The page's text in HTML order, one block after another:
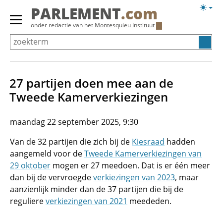
Overslaan
Primair
menu
tonen/verbergen
PARLEMENT.com
onder redactie van het Montesquieu Instituut
27 partijen doen mee aan de
Tweede Kamerverkiezingen
maandag 22 september 2025, 9:30
Van de 32 partijen die zich bij de Kiesraad hadden
aangemeld voor deTweede Kamerverkiezingen van
29 oktober mogen er 27 meedoen. Dat is er één meer
dan bij de vervroegdeverkiezingen van 2023, maar
aanzienlijk minder dan de 37 partijen die bij de
reguliereverkiezingen van 2021 meededen.